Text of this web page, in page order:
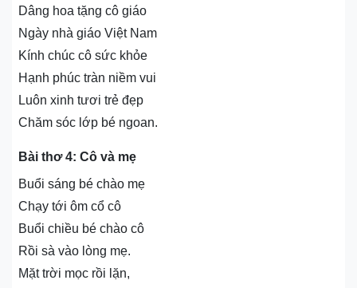
Dâng hoa tặng cô giáo
Ngày nhà giáo Việt Nam
Kính chúc cô sức khỏe
Hạnh phúc tràn niềm vui
Luôn xinh tươi trẻ đẹp
Chăm sóc lớp bé ngoan.
Bài thơ 4: Cô và mẹ
Buổi sáng bé chào mẹ
Chạy tới ôm cổ cô
Buổi chiều bé chào cô
Rồi sà vào lòng mẹ.
Mặt trời mọc rồi lặn,